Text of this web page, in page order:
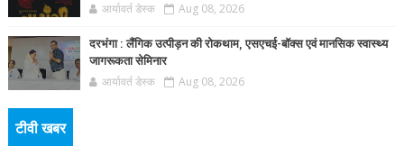
आर्यावर्त डेस्क Aug 08, 2026
दरभंगा : लैंगिक उत्पीड़न की रोकथाम, एसएचई-बॉक्स एवं मानसिक स्वास्थ्य
जागरूकता सेमिनार
आर्यावर्त डेस्क Aug 08, 2026
टीवी खबर